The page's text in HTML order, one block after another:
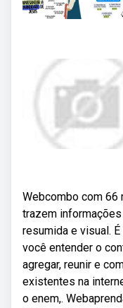
Webcombo com 66
trazem
resumida e visual.
você entender o
agregar, reunir e
existentes na
o enem,.